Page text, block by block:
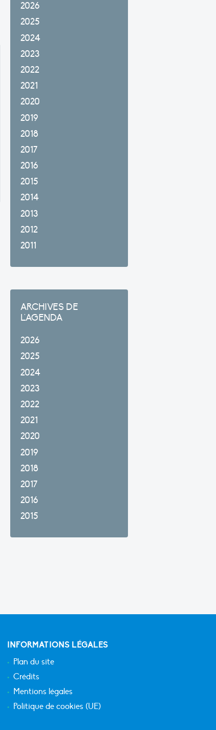
2026
2025
2024
2023
2022
2021
2020
2019
2018
2017
2016
2015
2014
2013
2012
2011
ARCHIVES DE
L'AGENDA
2026
2025
2024
2023
2022
2021
2020
2019
2018
2017
2016
2015
INFORMATIONS LÉGALES
Plan du site
Crédits
Mentions légales
Politique de cookies (UE)